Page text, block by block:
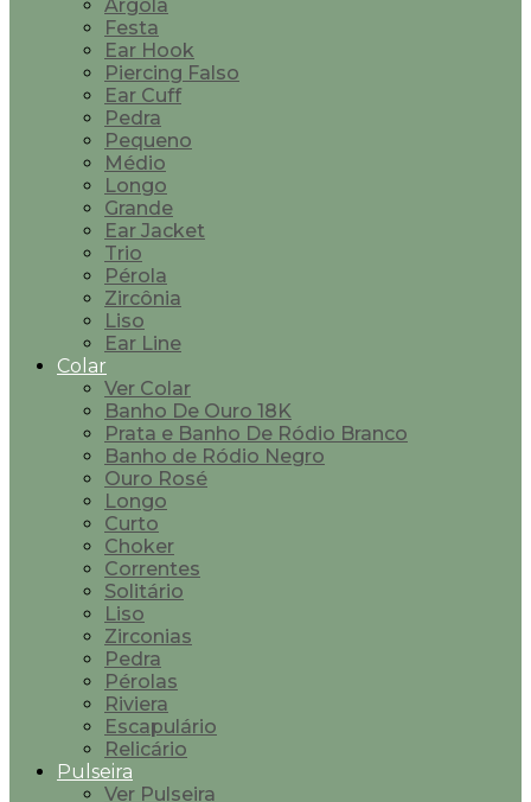
Argola
Festa
Ear Hook
Piercing Falso
Ear Cuff
Pedra
Pequeno
Médio
Longo
Grande
Ear Jacket
Trio
Pérola
Zircônia
Liso
Ear Line
Colar
Ver Colar
Banho De Ouro 18K
Prata e Banho De Ródio Branco
Banho de Ródio Negro
Ouro Rosé
Longo
Curto
Choker
Correntes
Solitário
Liso
Zirconias
Pedra
Pérolas
Riviera
Escapulário
Relicário
Pulseira
Ver Pulseira